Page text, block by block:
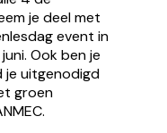
je deel met
event in
Ook ben je
je uitgenodigd
groen